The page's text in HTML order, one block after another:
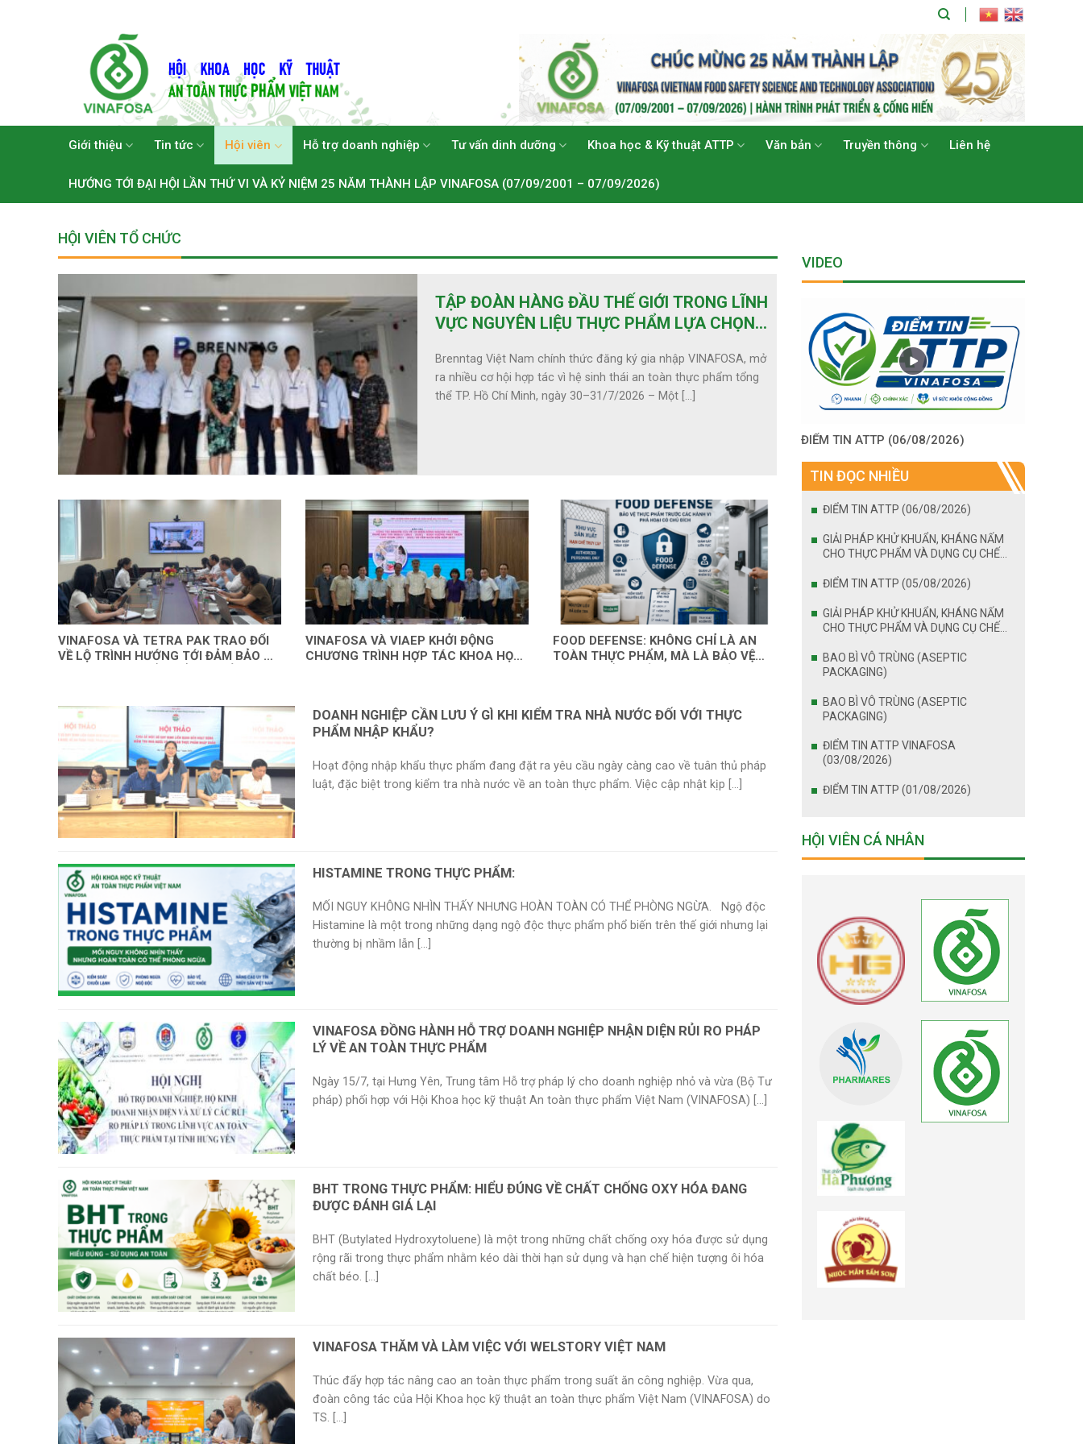
Giới thiệu Tin tức Hội viên Hỗ trợ doanh nghiệp Tư vấn dinh dưỡng Khoa học & Kỹ thuật ATTP Văn bản Truyền thông Liên hệ
HƯỚNG TỚI ĐẠI HỘI LẦN THỨ VI VÀ KỶ NIỆM 25 NĂM THÀNH LẬP VINAFOSA (07/09/2001 – 07/09/2026)
HỘI VIÊN TỔ CHỨC
TẬP ĐOÀN HÀNG ĐẦU THẾ GIỚI TRONG LĨNH
VỰC NGUYÊN LIỆU THỰC PHẨM LỰA CHỌN
Brenntag Việt Nam chính thức đăng ký gia nhập VINAFOSA, mở
ra nhiều cơ hội hợp tác vì hệ sinh thái an toàn thực phẩm tổng
thể TP. Hồ Chí Minh, ngày 30–31/7/2026 – Một [...]
VINAFOSA VÀ TETRA PAK TRAO ĐỔI
VỀ LỘ TRÌNH HƯỚNG TỚI ĐẢM BẢO AN
VINAFOSA VÀ VIAEP KHỞI ĐỘNG
CHƯƠNG TRÌNH HỢP TÁC KHOA HỌC,
FOOD DEFENSE: KHÔNG CHỈ LÀ AN
TOÀN THỰC PHẨM, MÀ LÀ BẢO VỆ
DOANH NGHIỆP CẦN LƯU Ý GÌ KHI KIỂM TRA NHÀ NƯỚC ĐỐI VỚI THỰC
PHẨM NHẬP KHẨU?
Hoạt động nhập khẩu thực phẩm đang đặt ra yêu cầu ngày càng cao về tuân thủ pháp
luật, đặc biệt trong kiểm tra nhà nước về an toàn thực phẩm. Việc cập nhật kịp [...]
HISTAMINE TRONG THỰC PHẨM:
MỐI NGUY KHÔNG NHÌN THẤY NHƯNG HOÀN TOÀN CÓ THỂ PHÒNG NGỪA. Ngộ độc
Histamine là một trong những dạng ngộ độc thực phẩm phổ biến trên thế giới nhưng lại
thường bị nhầm lẫn [...]
VINAFOSA ĐỒNG HÀNH HỖ TRỢ DOANH NGHIỆP NHẬN DIỆN RỦI RO PHÁP
LÝ VỀ AN TOÀN THỰC PHẨM
Ngày 15/7, tại Hưng Yên, Trung tâm Hỗ trợ pháp lý cho doanh nghiệp nhỏ và vừa (Bộ Tư
pháp) phối hợp với Hội Khoa học kỹ thuật An toàn thực phẩm Việt Nam (VINAFOSA) [...]
BHT TRONG THỰC PHẨM: HIỂU ĐÚNG VỀ CHẤT CHỐNG OXY HÓA ĐANG
ĐƯỢC ĐÁNH GIÁ LẠI
BHT (Butylated Hydroxytoluene) là một trong những chất chống oxy hóa được sử dụng
rộng rãi trong thực phẩm nhằm kéo dài thời hạn sử dụng và hạn chế hiện tượng ôi hóa
chất béo. [...]
VINAFOSA THĂM VÀ LÀM VIỆC VỚI WELSTORY VIỆT NAM
Thúc đẩy hợp tác nâng cao an toàn thực phẩm trong suất ăn công nghiệp. Vừa qua,
đoàn công tác của Hội Khoa học kỹ thuật an toàn thực phẩm Việt Nam (VINAFOSA) do
TS. [...]
VIDEO
ĐIỂM TIN ATTP (06/08/2026)
TIN ĐỌC NHIỀU
ĐIỂM TIN ATTP (06/08/2026)
GIẢI PHÁP KHỬ KHUẨN, KHÁNG NẤM
CHO THỰC PHẨM VÀ DỤNG CỤ CHẾ
ĐIỂM TIN ATTP (05/08/2026)
GIẢI PHÁP KHỬ KHUẨN, KHÁNG NẤM
CHO THỰC PHẨM VÀ DỤNG CỤ CHẾ
BAO BÌ VÔ TRÙNG (ASEPTIC
PACKAGING)
BAO BÌ VÔ TRÙNG (ASEPTIC
PACKAGING)
ĐIỂM TIN ATTP VINAFOSA
(03/08/2026)
ĐIỂM TIN ATTP (01/08/2026)
HỘI VIÊN CÁ NHÂN